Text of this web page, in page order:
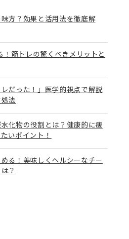
方？効果と活用法を徹底解
筋トレの驚くべきメリットと
レだった！」医学的視点で解説
法
化物の役割とは？健康的に痩
いポイント！
る！美味しくヘルシーなチー
？